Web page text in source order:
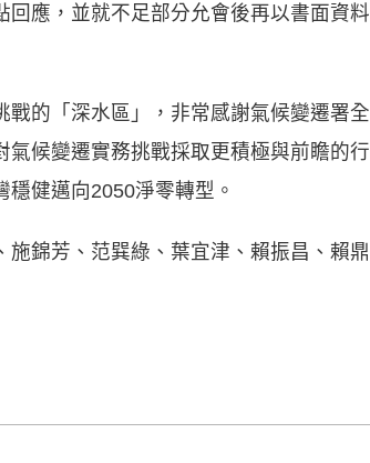
應，並就不足部分允會後再以書面資料
的「深水區」，非常感謝氣候變遷署全
候變遷實務挑戰採取更積極與前瞻的行
健邁向2050淨零轉型。
錦芳、范巽綠、葉宜津、賴振昌、賴鼎